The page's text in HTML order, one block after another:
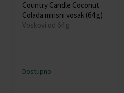
Country Candle Coconut
Colada mirisni vosak (64 g)
Voskovi od 64 g
Dostupno